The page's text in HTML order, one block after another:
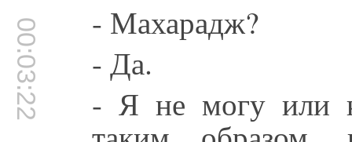
00:03:22
- Махарадж?
- Да.
- Я не могу или